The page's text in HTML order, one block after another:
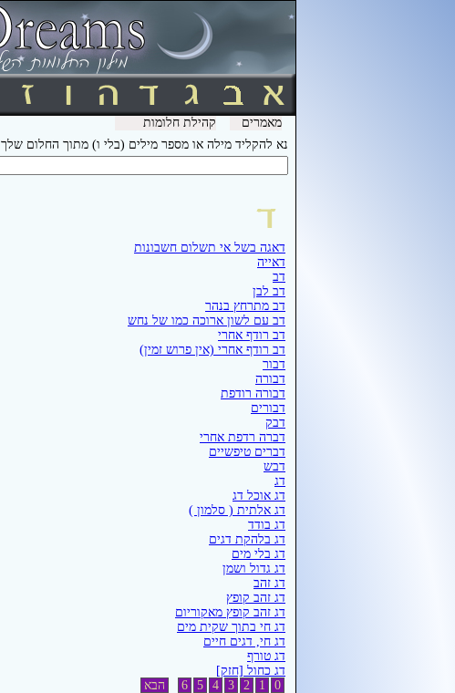
מאמרים
קהילת חלומות
נא להקליד מילה או מספר מילים (בלי ו) מתוך החלום שלך
דאגה בשל אי תשלום חשבונות
דאייה
דב
דב לבן
דב מתרחץ בנהר
דב עם לשון ארוכה כמו של נחש
דב רודף אחרי
דב רודף אחרי (אין פרוש זמין)
דבור
דבורה
דבורה רודפת
דבורים
דבק
דברה רדפת אחרי
דברים טיפשיים
דבש
דג
דג אוכל דג
דג אלתית ( סלמון )
דג בודד
דג בלהקת דגים
דג בלי מים
דג גדול ושמן
דג זהב
דג זהב קופץ
דג זהב קופץ מאקוריום
דג חי בתוך שקית מים
דג חי, דגים חיים
דג טורף
דג כחול [חזק]
6
5 4 3 2 1 0 הבא